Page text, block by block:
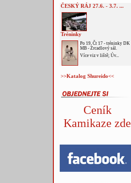
ČESKÝ RÁJ 27.6. - 3.7. ...
Tréninky
Po 19, Čt 17 - tréninky DK
MB - Zrcadlový sál.
Více viz v liště; Úv...
>>Katalog Shureido<<
Ceník
Kamikaze zde